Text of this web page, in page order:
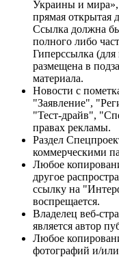
Украины и мира»,
прямая открытая
Ссылка должна
полного либо
Гиперссылка
размещена в
материала.
Новости с
"Заявление",
"Тест-драйв",
правах рекламы.
Раздел
коммерческими
Любое
другое
ссылку на
воспрещается.
Владелец веб-
является автор
Любое
фотографий и/